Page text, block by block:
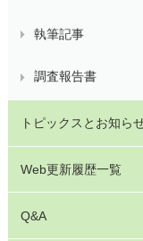
執筆記事
調査報告書
トピックスとお知ら
Web更新履歴一覧
Q&A